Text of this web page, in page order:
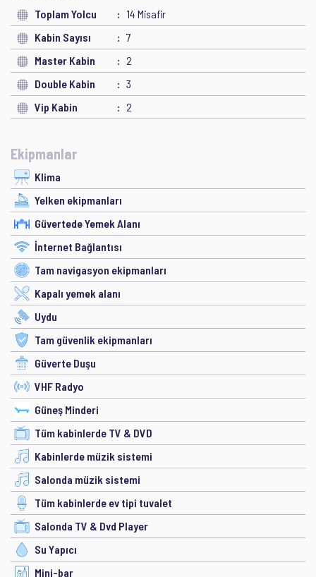
Toplam Yolcu
14 Misafir
Kabin Sayısı
7
Master Kabin
2
Double Kabin
3
Vip Kabin
2
Ekipmanlar
Klima
Yelken ekipmanları
Güvertede Yemek Alanı
İnternet Bağlantısı
Tam navigasyon ekipmanları
Kapalı yemek alanı
Uydu
Tam güvenlik ekipmanları
Güverte Duşu
VHF Radyo
Güneş Minderi
Tüm kabinlerde TV & DVD
Kabinlerde müzik sistemi
Salonda müzik sistemi
Tüm kabinlerde ev tipi tuvalet
Salonda TV & Dvd Player
Su Yapıcı
Mini-bar